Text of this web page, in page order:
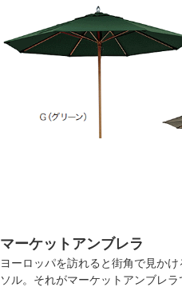
マーケットアンブレラ
ヨーロッパを訪れると街角で見か
ソル。それがマーケットアンブレ